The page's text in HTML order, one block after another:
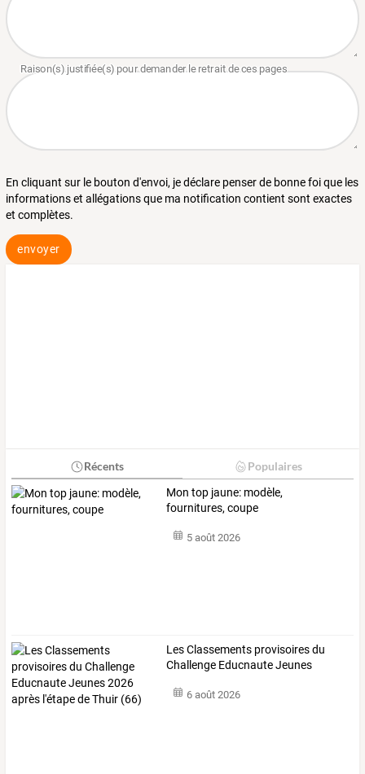
En cliquant sur le bouton d'envoi, je déclare penser de bonne foi que les
informations et allégations que ma notification contient sont exactes
et complètes.
envoyer
Récents Populaires
Mon top jaune: modèle,
fournitures, coupe
5 août 2026
LesClassements provisoiresdu
Challenge EducnauteJeunes
6 août 2026